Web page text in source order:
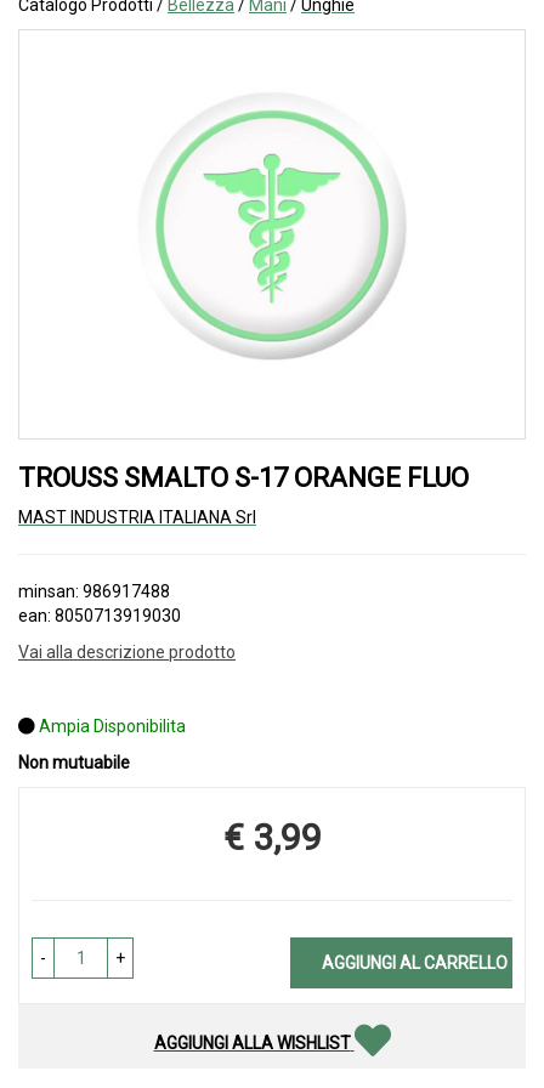
Catalogo Prodotti / Bellezza / Mani / Unghie
TROUSS SMALTO S-17 ORANGE FLUO
MAST INDUSTRIA ITALIANA Srl
minsan: 986917488
ean: 8050713919030
Vai alla descrizione prodotto
Ampia Disponibilita
Non mutuabile
Prezzo
€ 3,99
- + AGGIUNGI AL CARRELLO
AGGIUNGI ALLA WISHLIST